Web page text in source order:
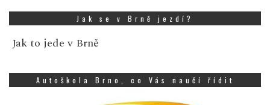
Jak se v Brně jezdí?
Jak to jede v Brně
Autoškola Brno, co Vás naučí řídit